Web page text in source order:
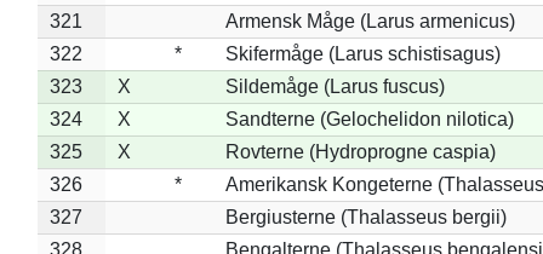
321
Armensk Måge (Larus armenicus)
322
*
Skifermåge (Larus schistisagus)
323
X
Sildemåge (Larus fuscus)
324
X
Sandterne (Gelochelidon nilotica)
325
X
Rovterne (Hydroprogne caspia)
326
*
Amerikansk Kongeterne
327
Bergiusterne (Thalasseus bergii)
328
Bengalterne (Thalasseus